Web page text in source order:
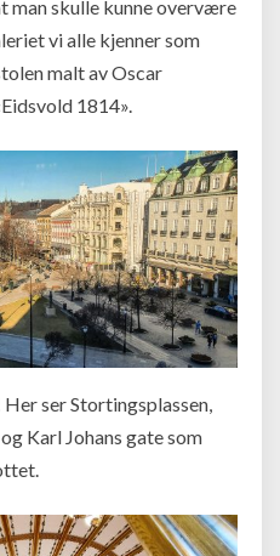
man skulle kunne overvære
vi alle kjenner som
malt av Oscar
1814».
ser Stortingsplassen,
Karl Johans gate som